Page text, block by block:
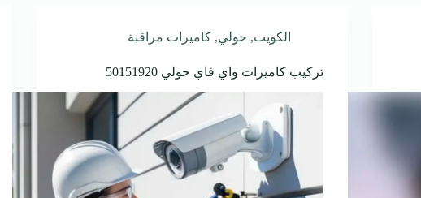
الكويت, حولي,كاميرات مراقبة
تركيب كاميرات واي فاي حولي 50151920